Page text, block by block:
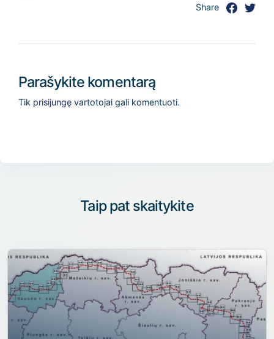
Share
Parašykite komentarą
Tik prisijungęvartotojai gali komentuoti.
Taip pat skaitykite